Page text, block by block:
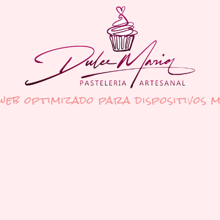
optimizado para dispositivos